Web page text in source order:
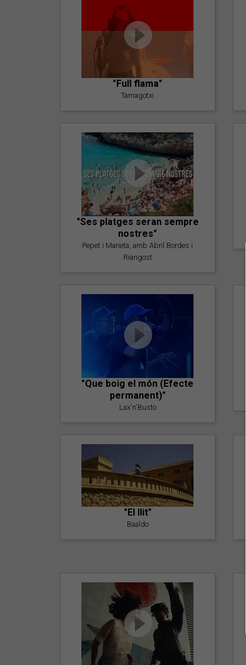
"Full flama"
Tamagotxi
"Ses platges seran sempre
nostres"
Pepet i Marieta, amb Abril Bordes i
Riangost
"Que boig el món (Efecte
permanent)"
Lax'n'Busto
"El llit"
Baaldo